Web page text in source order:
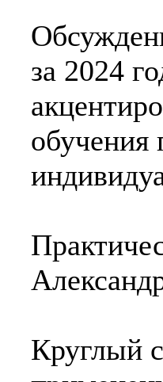
за 2024
обучения
Круглый